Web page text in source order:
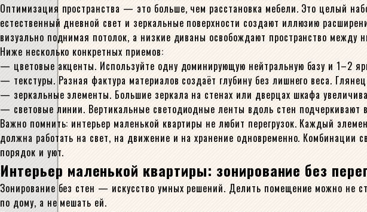
Оптимизация пространства — это больше, чем расстановка мебели. Это целый
естественный дневной свет и зеркальные поверхности создают иллюзию
визуально поднимая потолок, а низкие диваны освобождают пространство между
Ниже несколько конкретных приемов:
— цветовые акценты. Используйте одну доминирующую нейтральную базу и 1–2
— текстуры. Разная фактура материалов создаёт глубину без лишнего веса.
— зеркальные элементы. Большие зеркала на стенах или дверцах шкафа
— световые линии. Вертикальные светодиодные ленты вдоль стен
Важно помнить: интерьер маленькой квартиры не любит перегрузок. Каждый
должна работать на свет, на движение и на хранение одновременно.
порядок и уют.
Интерьер маленькой квартиры: зонирование без
Зонирование без стен — искусство умных решений. Делить помещение можно не
по дому, а не мешать ей.